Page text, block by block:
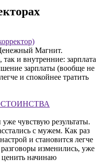
Магнит.
и внутренние: зарплата
зарплаты (вообще не
и спокойнее тратить
чувствую результаты.
с мужем. Как раз
и становится легче
изменились, уже
ценить начинаю